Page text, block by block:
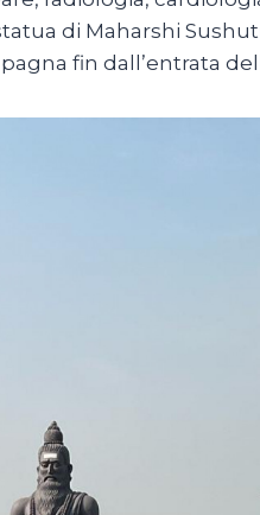
di Maharshi
fin dall’entrata